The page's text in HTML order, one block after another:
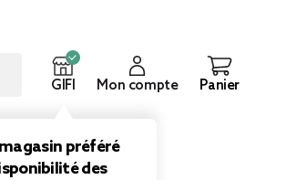
GIFI
préféré
des
Mon compte Panier